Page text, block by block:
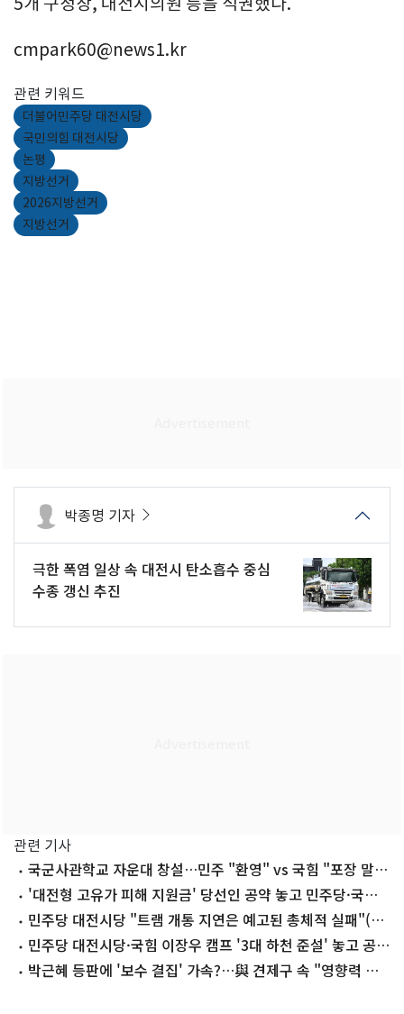
cmpark60@news1.kr
관련 키워드
더불어민주당 대전시당
국민의힘 대전시당
논평
지방선거
2026지방선거
지방선거
박종명 기자
극한 폭염 일상 속 대전시 탄소흡수 중심
수종 갱신 추진
관련 기사
국군사관학교 자운대 창설…민주 "환영" vs 국힘 "포장 말
라"(종합)
'대전형 고유가 피해 지원금' 당선인 공약 놓고 민주당·국힘
공방민주당 대전시당 "트램 개통 지연은 예고된 총체적 실패"(종
합)민주당 대전시당·국힘 이장우 캠프 '3대 하천 준설' 놓고 공
방 박근혜 등판에 '보수 결집' 가속?…與 견제구 속 "영향력 한